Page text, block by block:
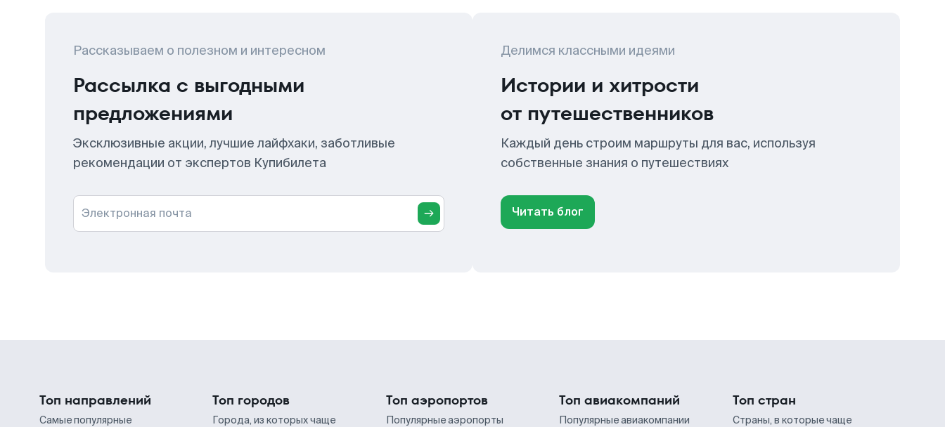
Рассказываем о полезном и интересном
Рассылка с выгодными
предложениями
Эксклюзивные акции, лучшие лайфхаки, заботливые
рекомендации от экспертов Купибилета
Электронная почта
Делимся классными идеями
Истории и хитрости
от путешественников
Каждый день строим маршруты для вас, используя
собственные знания о путешествиях
Читать блог
Топ направлений
Самые популярные
Топ городов
Города, из которых чаще
Топ аэропортов
Популярные аэропорты
Топ авиакомпаний
Популярные авиакомпании
Топ стран
Страны, в которые чаще